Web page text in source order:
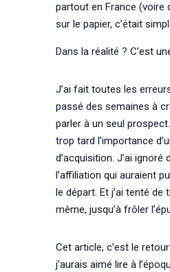
partout en France (voire
sur le papier, c’était
Dans la réalité ? C’est
J’ai fait toutes les
passé des semaines à
parler à un seul
trop tard l’importance
d’acquisition. J’ai
l’affiliation qui auraient
le départ. Et j’ai tenté
même, jusqu’à frôler
Cet article, c’est le
j’aurais aimé lire à